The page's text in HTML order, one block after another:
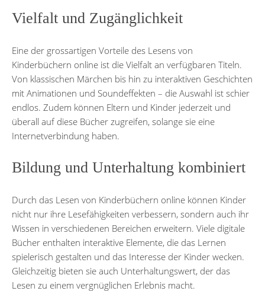
Vielfalt und Zugänglichkeit
Eine der grossartigen Vorteile des Lesens von
Kinderbüchern online ist die Vielfalt an verfügbaren Titeln.
Von klassischen Märchen bis hin zu interaktiven Geschichten
mit Animationen und Soundeffekten – die Auswahl ist schier
endlos. Zudem können Eltern und Kinder jederzeit und
überall auf diese Bücher zugreifen, solange sie eine
Internetverbindung haben.
Bildung und Unterhaltung kombiniert
Durch das Lesen von Kinderbüchern online können Kinder
nicht nur ihre Lesefähigkeiten verbessern, sondern auch ihr
Wissen in verschiedenen Bereichen erweitern. Viele digitale
Bücher enthalten interaktive Elemente, die das Lernen
spielerisch gestalten und das Interesse der Kinder wecken.
Gleichzeitig bieten sie auch Unterhaltungswert, der das
Lesen zu einem vergnüglichen Erlebnis macht.